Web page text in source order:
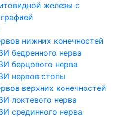
железы с
нижних конечностей
бедренного нерва
берцового нерва
нервов стопы
верхних конечностей
локтевого нерва
срединного нерва